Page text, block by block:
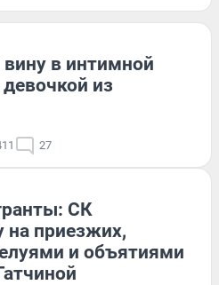
в интимной
из
27
СК
на приезжих,
и объятиями